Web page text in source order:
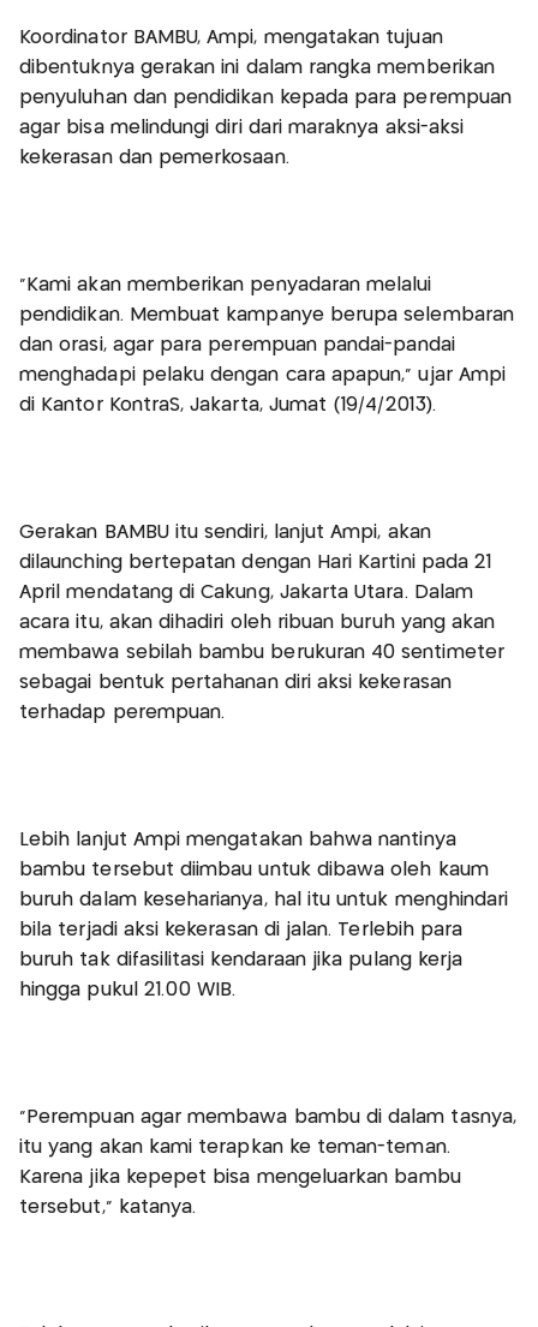
Koordinator BAMBU, Ampi, mengatakan tujuan
dibentuknya gerakan ini dalam rangka memberikan
penyuluhan dan pendidikan kepada para perempuan
agar bisa melindungi diri dari maraknya aksi-aksi
kekerasan dan pemerkosaan.
"Kami akan memberikan penyadaran melalui
pendidikan. Membuat kampanye berupa selembaran
dan orasi, agar para perempuan pandai-pandai
menghadapi pelaku dengan cara apapun," ujar Ampi
di Kantor KontraS, Jakarta, Jumat (19/4/2013).
Gerakan BAMBU itu sendiri, lanjut Ampi, akan
dilaunching bertepatan dengan Hari Kartini pada 21
April mendatang di Cakung, Jakarta Utara. Dalam
acara itu, akan dihadiri oleh ribuan buruh yang akan
membawa sebilah bambu berukuran 40 sentimeter
sebagai bentuk pertahanan diri aksi kekerasan
terhadap perempuan.
Lebih lanjut Ampi mengatakan bahwa nantinya
bambu tersebut diimbau untuk dibawa oleh kaum
buruh dalam keseharianya, hal itu untuk menghindari
bila terjadi aksi kekerasan di jalan. Terlebih para
buruh tak difasilitasi kendaraan jika pulang kerja
hingga pukul 21.00 WIB.
"Perempuan agar membawa bambu di dalam tasnya,
itu yang akan kami terapkan ke teman-teman.
Karena jika kepepet bisa mengeluarkan bambu
tersebut," katanya.